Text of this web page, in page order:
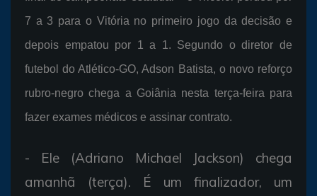
7 a 3 para o Vitória no primeiro jogo da decisão e
depois empatou por 1 a 1. Segundo o diretor de
futebol do Atlético-GO, Adson Batista, o novo reforço
rubro-negro chega a Goiânia nesta terça-feira para
fazer exames médicos e assinar contrato.
- Ele (Adriano Michael Jackson) chega
amanhã (terça). É um finalizador, um